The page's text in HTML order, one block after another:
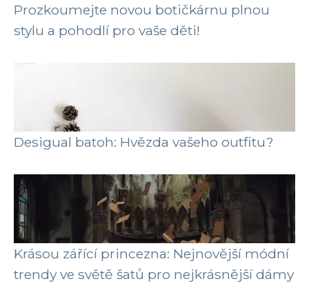
Prozkoumejte novou botičkárnu plnou
stylu a pohodlí pro vaše děti!
Desigual batoh: Hvězda vašeho outfitu?
Krásou zářící princezna: Nejnovější módní
trendy ve světě šatů pro nejkrásnější dámy